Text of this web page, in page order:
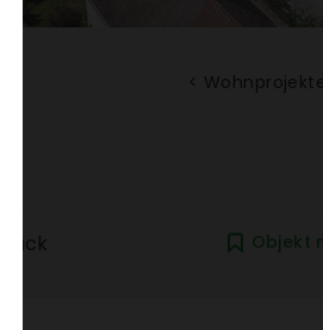
<
Objekt